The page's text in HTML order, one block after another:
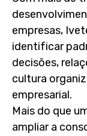
empresas,
identificar
decisões,
cultura
empresarial.
Mais do que
ampliar a